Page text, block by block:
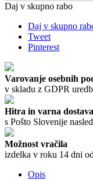
Daj v skupno rabo
Daj v skupno
Tweet
Pinterest
Varovanje osebnih
v skladu z GDPR
Hitra in varna dostava
s Pošto Slovenije
Možnost vračila
izdelka v roku 14 dni
Opis